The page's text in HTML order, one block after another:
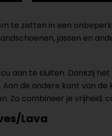
te zetten in een
jassen en
aan te sluiten. Dankzij
de andere kant van de
Zo combineer je vrijheid,
Lava